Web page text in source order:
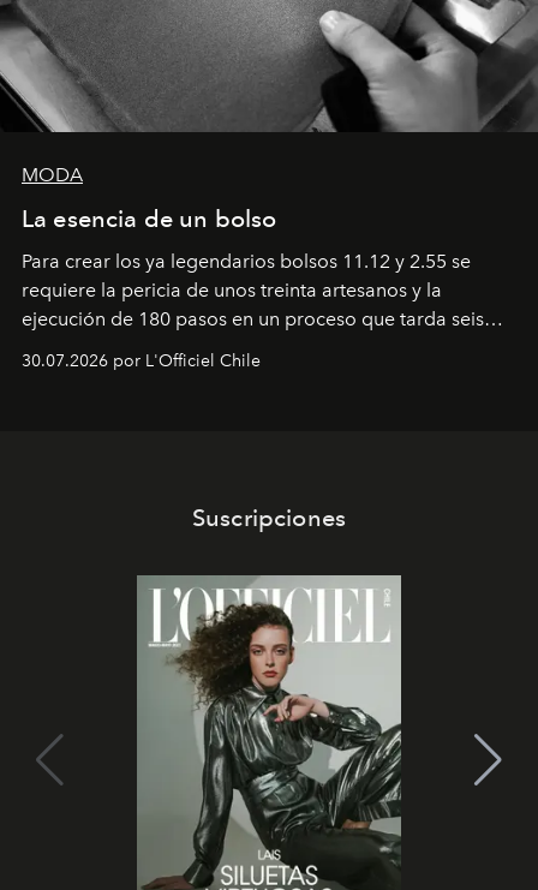
MODA
La esencia de un bolso
Para crear los ya legendarios bolsos 11.12 y 2.55 se
requiere la pericia de unos treinta artesanos y la
ejecución de 180 pasos en un proceso que tarda seis
semanas. Los expertos ponen en práctica una técnica
que se enseña solamente en la escuela de formación de
30.07.2026 por L'Officiel Chile
Suscripciones